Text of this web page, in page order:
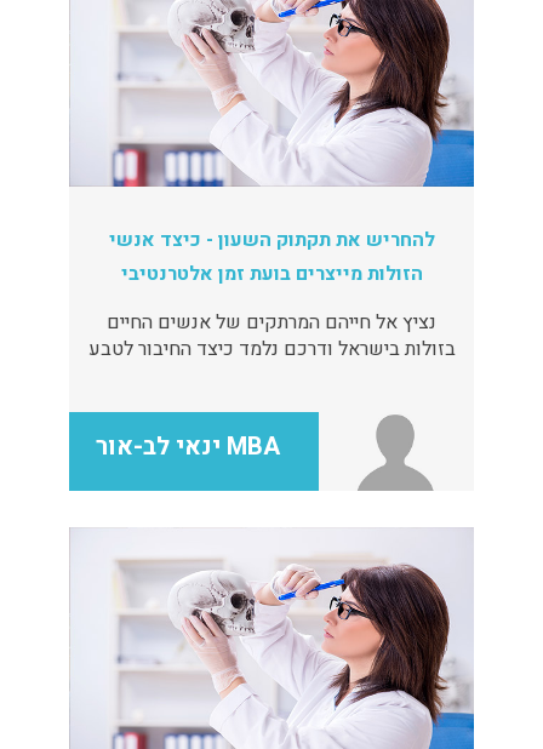
להחריש את תקתוק השעון - כיצד אנשי
הזולות מייצרים בועת זמן אלטרנטיבי
נציץ אל חייהם המרתקים של אנשים החיים
בזולות בישראל ודרכם נלמד כיצד החיבור לטבע
MBA ינאי לב-אור